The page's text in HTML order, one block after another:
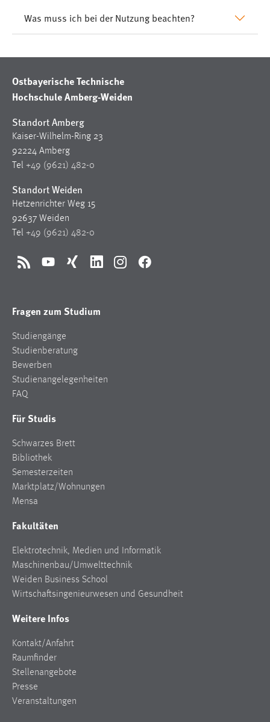
Was muss ich bei der Nutzung beachten?
Ostbayerische Technische
Hochschule Amberg-Weiden
Standort Amberg
Kaiser-Wilhelm-Ring 23
92224 Amberg
Tel +49 (9621) 482-0
Standort Weiden
Hetzenrichter Weg 15
92637 Weiden
Tel +49 (9621) 482-0
RSS YouTubeXing LinkedInInstagramFacebook
Fragen zum Studium
Studiengänge
Studienberatung
Bewerben
Studienangelegenheiten
FAQ
Für Studis
Schwarzes Brett
Bibliothek
Semesterzeiten
Marktplatz/Wohnungen
Mensa
Fakultäten
Elektrotechnik, Medien und Informatik
Maschinenbau/Umwelttechnik
Weiden Business School
Wirtschaftsingenieurwesen und Gesundheit
Weitere Infos
Kontakt/Anfahrt
Raumfinder
Stellenangebote
Presse
Veranstaltungen